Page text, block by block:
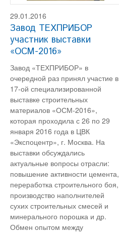
29.01.2016
Завод ТЕХПРИБОР
участник выставки
«ОСМ-2016»
Завод «ТЕХПРИБОР» в
очередной раз принял участие в
17-ой специализированной
выставке строительных
материалов «ОСМ-2016»,
которая проходила с 26 по 29
января 2016 года в ЦВК
«Экспоцентр», г. Москва. На
выставки обсуждались
актуальные вопросы отрасли:
повышение активности цемента,
переработка строительного боя,
производство наполнителей
сухих строительных смесей и
минерального порошка и др.
Обмен опытом между